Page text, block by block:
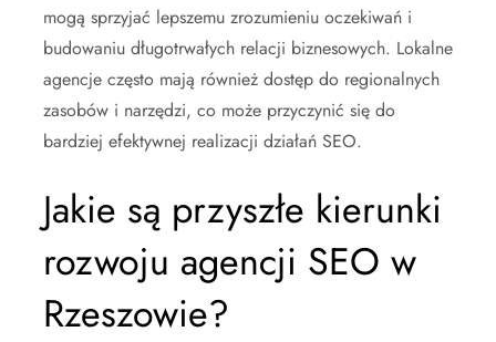
mogą sprzyjać lepszemu zrozumieniu oczekiwań i
budowaniu długotrwałych relacji biznesowych. Lokalne
agencje często mają również dostęp do regionalnych
zasobów i narzędzi, co może przyczynić się do
bardziej efektywnej realizacji działań SEO.
Jakie są przyszłe kierunki
rozwoju agencji SEO w
Rzeszowie?